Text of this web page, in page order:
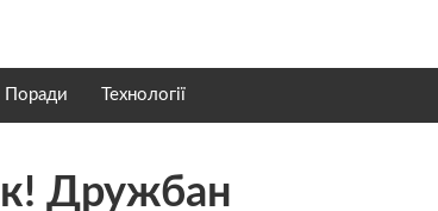
Поради Технології
Дружбан